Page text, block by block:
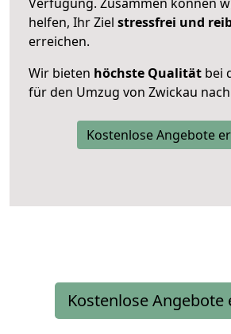
helfen, Ihr Ziel stressfrei und
erreichen.
Wir bieten höchste Qualität bei
für den Umzug von Zwickau
Kostenlose Angebote
Kostenlose Angebote